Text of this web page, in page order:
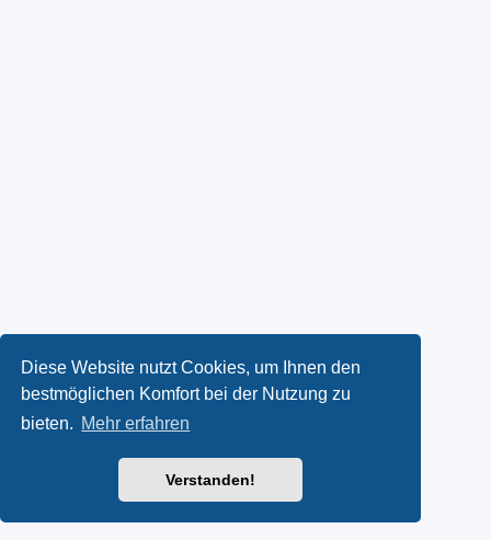
Diese Website nutzt Cookies, um Ihnen den
bestmöglichen Komfort bei der Nutzung zu
bieten. Mehr erfahren
Verstanden!